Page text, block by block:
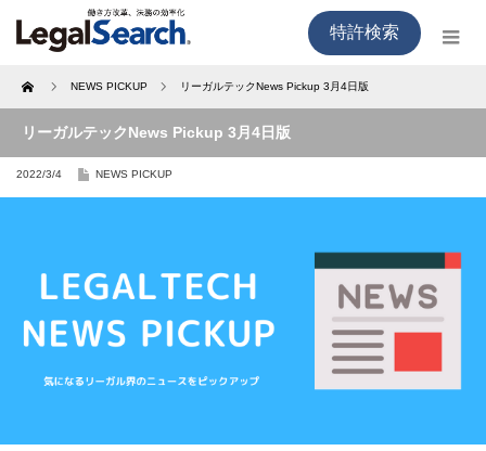
特許検索
Home NEWS PICKUP リーガルテックNews Pickup 3月4日版
リーガルテックNews Pickup 3月4日版
2022/3/4 NEWS PICKUP